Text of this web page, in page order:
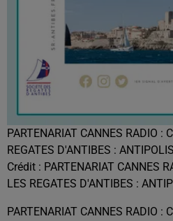
PARTENARIAT CANNES RADIO :
REGATES D'ANTIBES : ANTIPOLIS
Crédit : PARTENARIAT CANNES
LES REGATES D'ANTIBES :
PARTENARIAT CANNES RADIO :